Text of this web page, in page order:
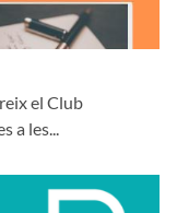
el Club
les...